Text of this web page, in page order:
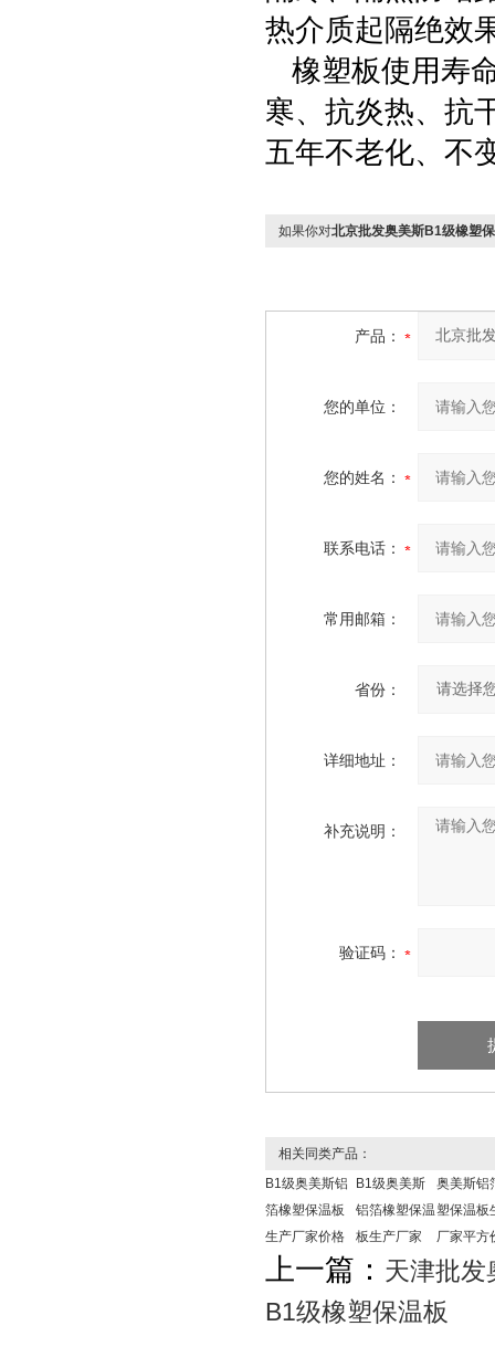
热介质起隔绝效
橡塑板使用寿
寒、抗炎热、抗
五年不老化、不
如果你对北京批发奥美斯B1级橡塑
产品：
您的单位：
您的姓名：
联系电话：
常用邮箱：
省份：
详细地址：
补充说明：
验证码：
相关同类产品：
B1级奥美斯铝
箔橡塑保温板
生产厂家价格
B1级奥美斯
铝箔橡塑保温
板生产厂家
奥美斯铝
塑保温板
厂家平方
上一篇： 天津批发
B1级橡塑保温板